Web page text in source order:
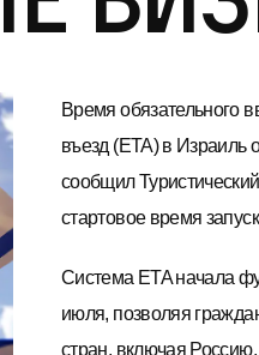
Время обязательного
въезд (ETA) в Израиль
сообщил
стартовое время
Система ETA начала
июля, позволяя
стран, включая